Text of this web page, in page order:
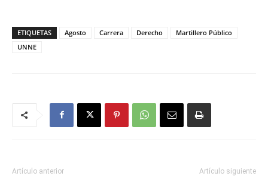
ETIQUETAS Agosto Carrera Derecho
Martillero Público
UNNE
Artículo anterior Artículo siguiente